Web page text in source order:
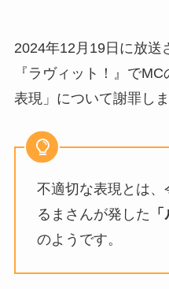
2024年12月19日に放送
『 ラヴィット ！』で
表現」について謝罪しま
不適切な表現とは、
るまさんが発した
のようです。